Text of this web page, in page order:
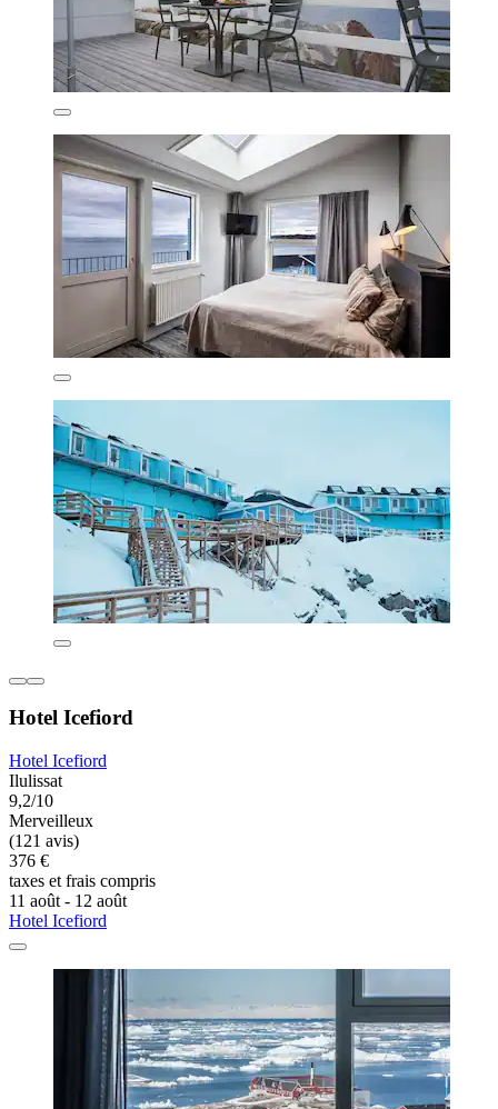
Hotel Icefiord
Hotel Icefiord
Ilulissat
9,2/10
Merveilleux
(121 avis)
376 €
taxes et frais compris
11 août - 12 août
Hotel Icefiord